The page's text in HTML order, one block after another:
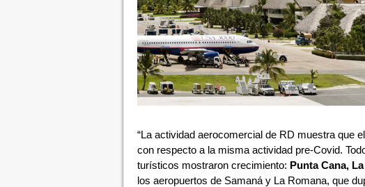
“La actividad aerocomercial de RD muestra que
con respecto a la misma actividad pre-Covid.
turísticos mostraron crecimiento: Punta Cana,
los aeropuertos de Samaná y La Romana, que